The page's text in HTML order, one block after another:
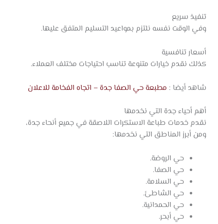
تنفيذ سريع
وفي الوقت نفسه نلتزم بمواعيد التسليم المتفق عليها.
أسعار تنافسية
كذلك نقدم خيارات متنوعة تناسب احتياجات مختلف العملاء.
شاهد أيضا : مطبعة حي الصفا جدة – اتجاه الفخامة للاعلان
أهم أحياء جدة التي نخدمها
نقدم خدمات طباعة الاستكرات اللاصقة في جميع أنحاء جدة،
ومن أبرز المناطق التي نخدمها:
حي الروضة.
حي الصفا.
حي السلامة.
حي الشاطئ.
حي الحمدانية.
حي أبحر.